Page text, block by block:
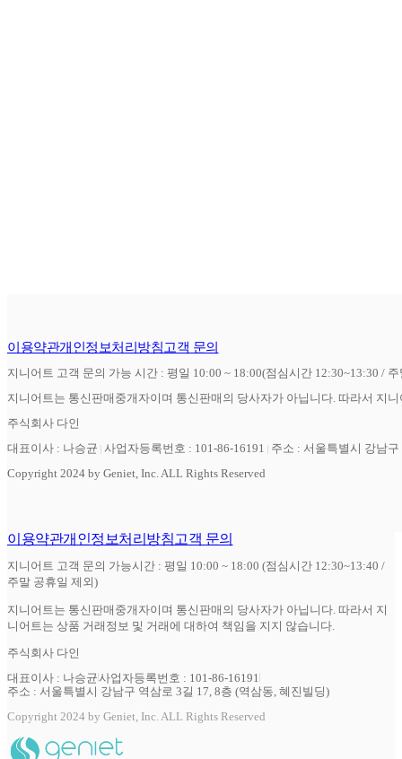
이용약관개인정보처리방침고객 문의
지니어트 고객 문의 가능 시간 : 평일 10:00 ~ 18:00(점심시간 12:30~13:30 /
지니어트는 통신판매중개자이며 통신판매의 당사자가 아닙니다. 따라서 지
주식회사 다인
대표이사 : 나승균 사업자등록번호 : 101-86-16191
주소 : 서울특별시 강남
Copyright 2024 by Geniet, Inc. ALL Rights Reserved
이용약관개인정보처리방침고객 문의
지니어트 고객 문의 가능시간 : 평일 10:00 ~ 18:00 (점심시간 12:30~13:40 /
주말 공휴일 제외)
지니어트는 통신판매중개자이며 통신판매의 당사자가 아닙니다. 따라서 지
니어트는 상품 거래정보 및 거래에 대하여 책임을 지지 않습니다.
주식회사 다인
대표이사 : 나승균사업자등록번호 : 101-86-16191
주소 : 서울특별시 강남구 역삼로 3길 17, 8층 (역삼동, 혜진빌딩)
Copyright 2024 by Geniet, Inc. ALL Rights Reserved